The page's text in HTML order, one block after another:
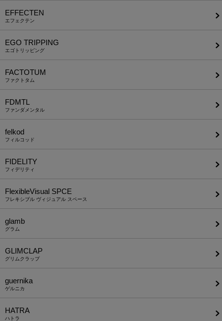
EFFECTEN
エフェクテン
EGO TRIPPING
エゴトリッピング
FACTOTUM
ファクトタム
FDMTL
ファンダメンタル
felkod
フィルコッド
FIDELITY
フィデリティ
FlexibleVisual SPCE
フレキシブル ヴィジュアル スペース
glamb
グラム
GLIMCLAP
グリムクラップ
guernika
ゲルニカ
HATRA
ハトラ